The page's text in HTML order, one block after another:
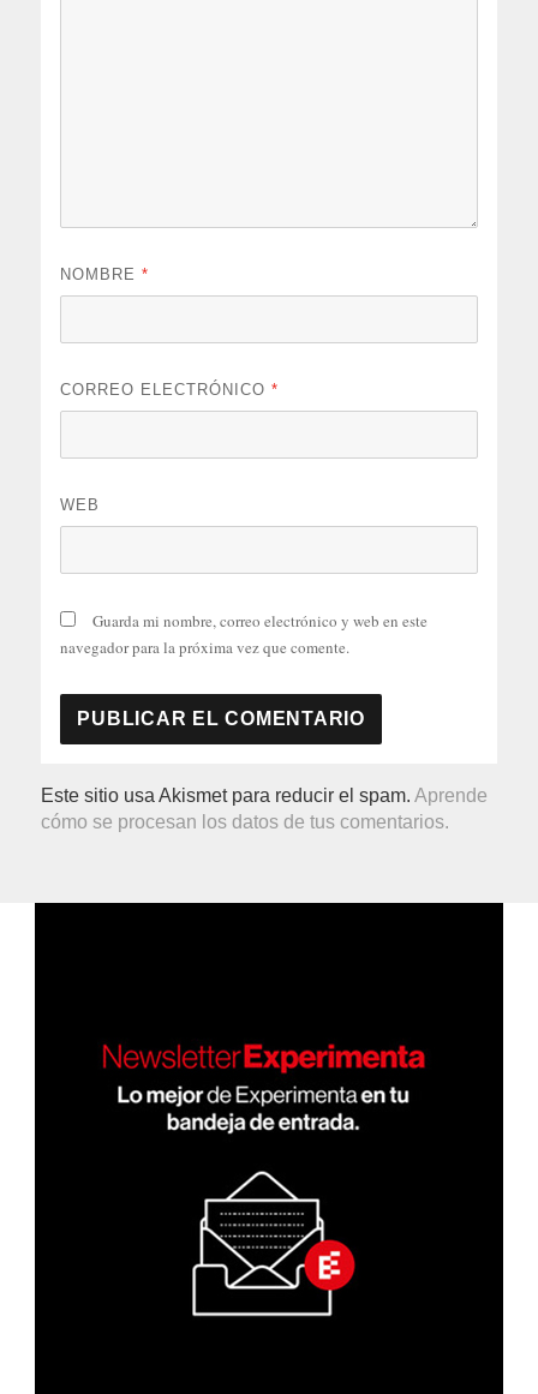
NOMBRE*
CORREO ELECTRÓNICO*
WEB
Guarda mi nombre, correo electrónico y web en este
navegador para la próxima vez que comente.
Este sitio usa Akismet para reducir el spam.Aprende
cómo se procesan los datos de tus comentarios.